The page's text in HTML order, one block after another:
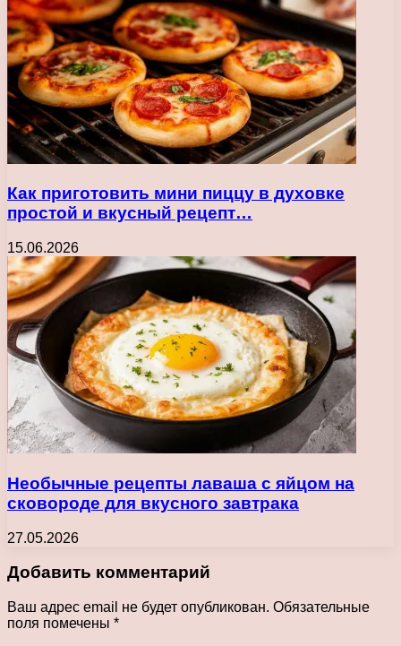
Как приготовить мини пиццу в духовке
простой и вкусный рецепт…
15.06.2026
Необычные рецепты лаваша с яйцом на
сковороде для вкусного завтрака
27.05.2026
Добавить комментарий
Ваш адрес email не будет опубликован. Обязательные
поля помечены *